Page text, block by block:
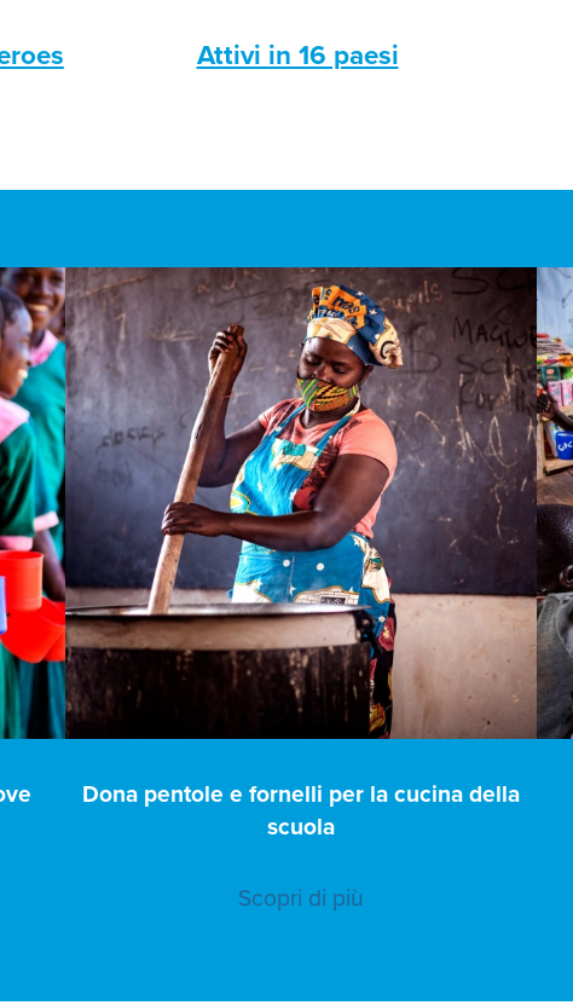
Attivi in 16 paesi
Dona pentole e fornelli per la cucina della
scuola
Scopri di più